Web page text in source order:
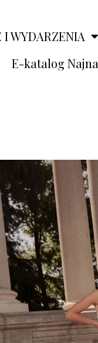
I WYDARZENIA
E-katalog Najna